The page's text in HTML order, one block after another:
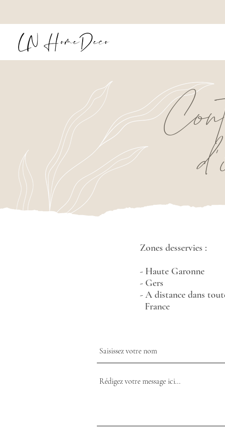
Zones desservies :
- Haute Garonne
- Gers
- A distance dans
France